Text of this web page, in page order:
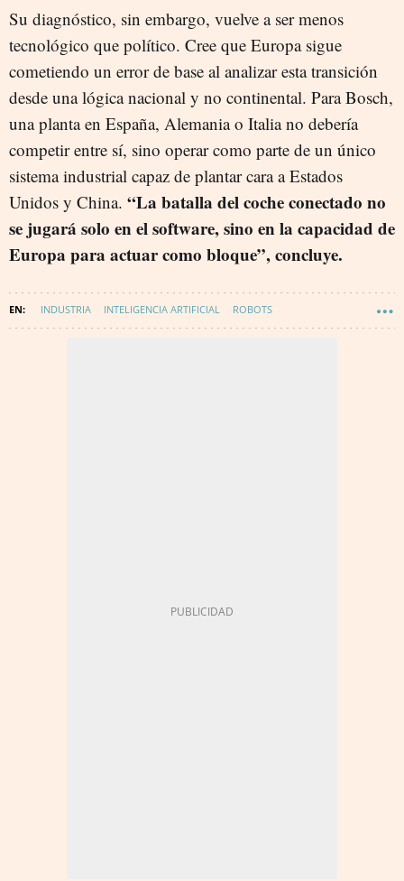
Su diagnóstico, sin embargo, vuelve a ser menos
tecnológico que político. Cree que Europa sigue
cometiendo un error de base al analizar esta transición
desde una lógica nacional y no continental. Para Bosch,
una planta en España, Alemania o Italia no debería
competir entre sí, sino operar como parte de un único
sistema industrial capaz de plantar cara a Estados
Unidos y China. “La batalla del coche conectado no
se jugará solo en el software, sino en la capacidad de
Europa para actuar como bloque”, concluye.
INDUSTRIA INTELIGENCIA ARTIFICIAL ROBOTS